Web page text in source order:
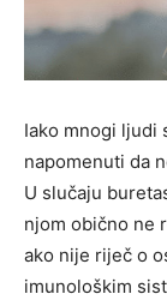
Iako mnogi ljudi
napomenuti da
U slučaju
njom obično ne
ako nije riječ o
imunološkim